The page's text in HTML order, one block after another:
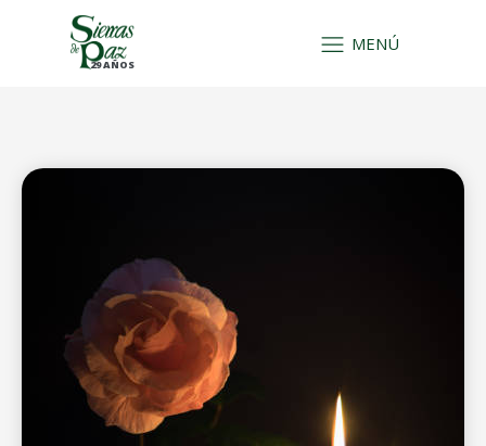
29 AÑOS
MENÚ